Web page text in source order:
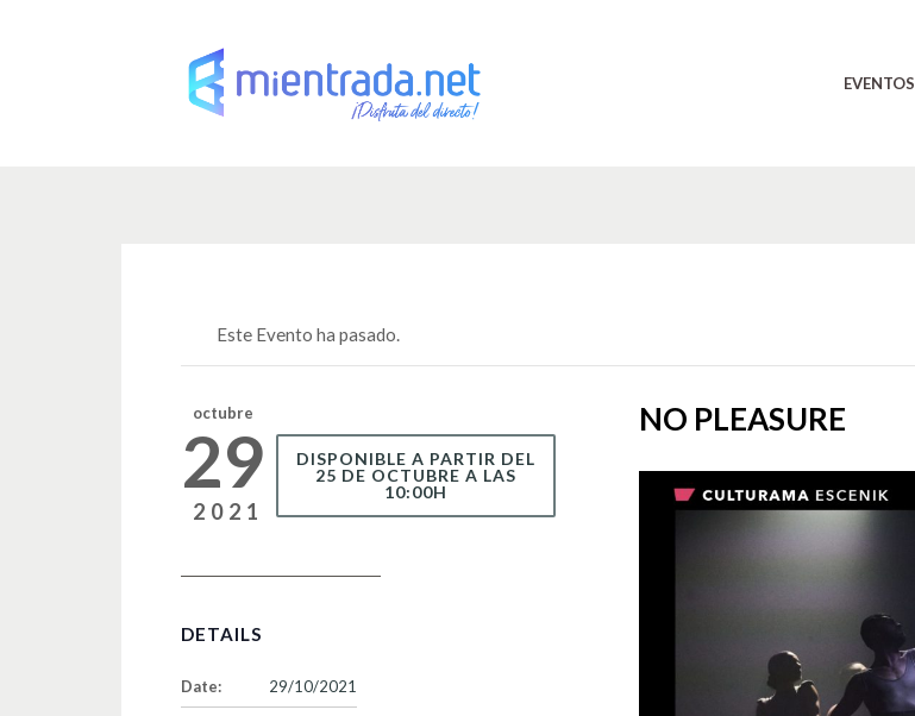
EVENTOS
Este Evento ha pasado.
NO PLEASURE
octubre
29
2021
DISPONIBLE A PARTIR DEL
25 DE OCTUBRE A LAS
10:00H
DETAILS
Date: 29/10/2021